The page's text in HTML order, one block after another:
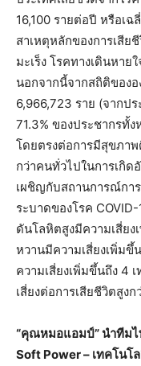
16,100 รายต่อปี หรือเ
สาเหตุหลักของการเสีย
มะเร็ง โรคทางเดินหาย
นอกจากนี้จากสถิติของอ
6,966,723 ราย (จากป
71.3% ของประชากรทั้
โดยตรงต่อการมีสุขภาพ
กว่าคนทั่วไปในการเกิด
เผชิญกับสถานการณ์กา
ระบาดของโรค
ดันโลหิตสูงมีความเสี่ยง
หวานมีความเสี่ยงเพิ่มขึ้
ความเสี่ยงเพิ่มขึ้นถึง 4
เสี่ยงต่อการเสียชีวิตสูง
“คุณหมอแอมป์” นำทีม
Soft Power – เทคโนโ